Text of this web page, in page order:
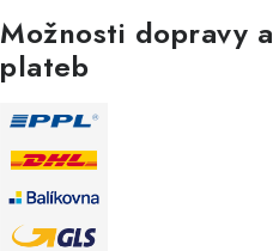
Možnosti dopravy a
plateb